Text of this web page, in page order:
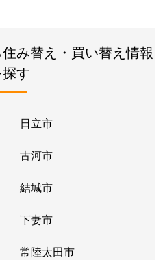
み替え・買い替え情報
す
日立市
古河市
結城市
下妻市
常陸太田市